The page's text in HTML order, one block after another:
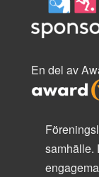
En del av
samhälle.